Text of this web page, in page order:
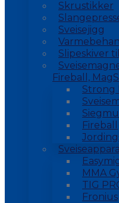
Skrustikker
Sveisejigg
Slipeskiver
Fireball,
Strong
Fireball
MMA
TIG
Fronius